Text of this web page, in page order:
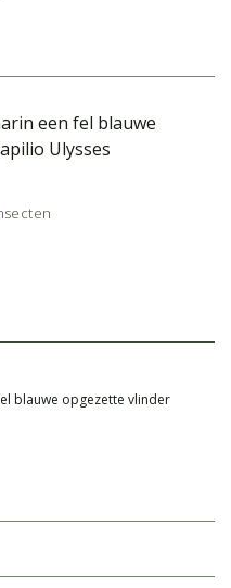
een fel blauwe
Ulysses
blauwe opgezette vlinder